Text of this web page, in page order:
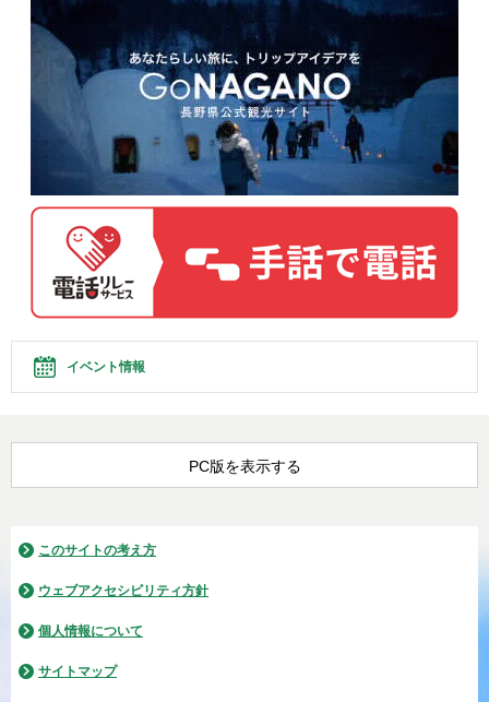
イベント情報
PC版を表示する
このサイトの考え方
ウェブアクセシビリティ方針
個人情報について
サイトマップ